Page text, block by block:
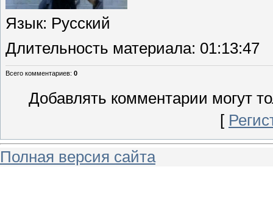
Язык: Русский
Длительность материала: 01:13:47
Всего комментариев: 0
Добавлять комментарии могут
[
Полная версия сайта